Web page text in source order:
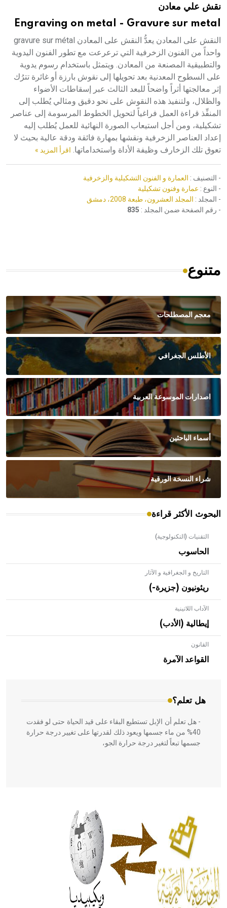
هيئة الموسوعة العربية تطلق موسوعات جديدة في عام 2026نقش علي معادن
Engraving on metal - Gravure sur metal
النقش على المعادن يعدُّ النقش على المعادن gravure sur métal
واحداً من الفنون الزخرفية التي ترعرعت مع تطور الفنون اليدوية
والتطبيقية المصنعة من المعادن. ويتمثل باستخدام رسوم يدوية
على السطوح المعدنية بعد تحويلها إلى نقوش بارزة أو غائرة تترُك
إثر معالجتها أثراً واضحاً للبعد الثالث عبر إسقاطات الأضواء
والظلال، ولتنفيذ هذه النقوش على نحو دقيق ومثالي يُطلب إلى
المنفِّذ قراءة العمل فراغياً لتحويل الخطوط المرسومة إلى عناصر
تشكيلية، ومن أجل استيعاب الصورة النهائية للعمل يُطلب إليه
إعداد العناصر الزخرفية ونقشها بمهارة فائقة ودقة عالية بحيث لا
تعوق تلك الزخارف وظيفة الأداة واستخداماتها. اقرأ المزيد »
- التصنيف : العمارة و الفنون التشكيلية والزخرفية
- النوع : عمارة وفنون تشكيلية
- المجلد : المجلد العشرون، طبعة 2008، دمشق
- رقم الصفحة ضمن المجلد : 835
متنوع
معجم المصطلحات
الأطلس الجغرافي
اصدارات الموسوعة العربية
أسماء الباحثين
شراء النسخة الورقية
البحوث الأكثر قراءة
التقنيات (التكنولوجية)
الحاسوب
التاريخ و الجغرافية و الآثار
ريئونيون (جزيرة-)
الآداب اللاتينية
إيطالية (الأدب)
القانون
القواعد الآمرة
هل تعلم؟
- هل تعلم أن الأبلق نوع من الفنون الهندسية التي ارتبطت
بالعمارة الإسلامية في بلاد الشام ومصر خاصة، حيث يحرص
المعمار على بناء مداميكه وخاصة في الواجهات
- هل تعلم أن الإبل تستطيع البقاء على قيد الحياة حتى لو فقدت
40% من ماء جسمها ويعود ذلك لقدرتها على تغيير درجة حرارة
جسمها تبعاً لتغير درجة حرارة الجو،
الحكم، الأدلة، تنظيم التغذية، ورسالته في جروح الرأس. ويعود
له الفضل بأنه حرر الطب من الدين والفلسفة.
- هل تعلم أن المرجان إفراز حيواني يتكون في البحر ويتركب
من مادة كربونات الكلسيوم، وهو أحمر أو شديد الحمرة وهو
أجود أنواعه، ويمتاز بكبر الحجم ويسمى الش